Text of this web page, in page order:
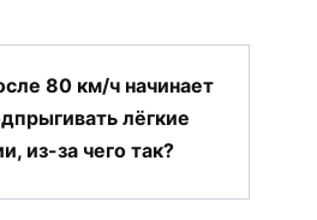
80 км/ч начинает
лёгкие
из-за чего так?